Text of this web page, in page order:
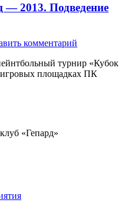
— 2013. Подведение
комментарий
турнир «Кубок
площадках ПК
«Гепард»